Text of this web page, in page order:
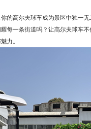
的高尔夫球车成为景区中独一
每一条街道吗？让高尔夫球车
力。